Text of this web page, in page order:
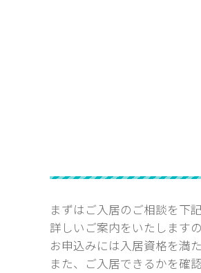
まずはご入居のご相談を下
詳しいご案内をいたします
お申込みには入居資格を満
また、ご入居できるかを確